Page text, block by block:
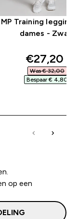
MP Training legging
dames - Zwart
€27,20‎
Was € 32,00‎
Bespaar € 4,80‎
op een